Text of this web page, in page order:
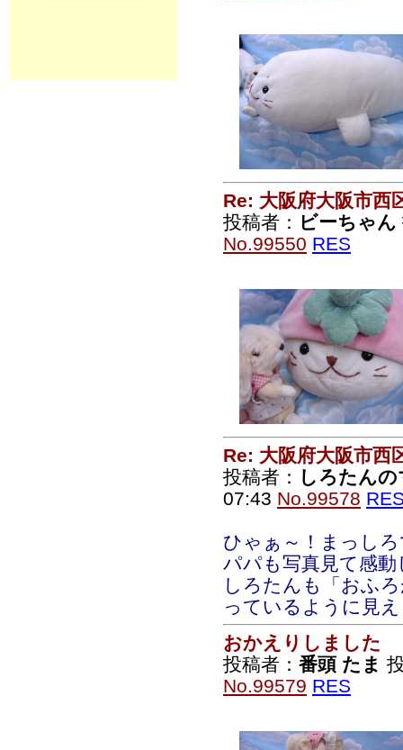
Re: 大阪府大阪市西
投稿者： ビーちゃん
No.99550 RES
Re: 大阪府大阪市西
投稿者： しろたんの
07:43 No.99578
ひゃぁ～！まっし
パパも写真見て感
しろたんも「おふ
っているように見
おかえりしました
投稿者： 番頭 たま
No.99579 RES